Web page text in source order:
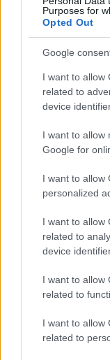
Purposes for
Opted Out
Google
I want to allow
related to
device
I want to allow
Google for
I want to allow
personalized
I want to allow
related to
device
I want to allow
related to
I want to allow
related to
Καιρός: Πότε
θα κάνει τον
06/08/2026 - 18:02
Αυτός θα είναι ο
04/08/2026 - 11:08